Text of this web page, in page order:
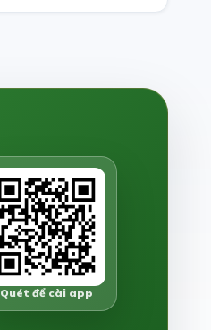
Quét để cài app